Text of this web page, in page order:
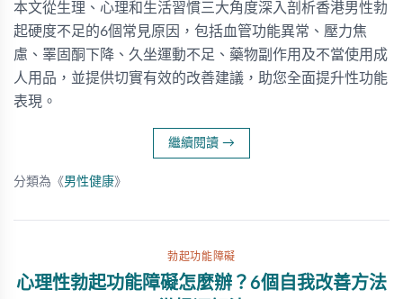
本文從生理、心理和生活習慣三大角度深入剖析香港男性勃
起硬度不足的6個常見原因，包括血管功能異常、壓力焦
慮、睪固酮下降、久坐運動不足、藥物副作用及不當使用成
人用品，並提供切實有效的改善建議，助您全面提升性功能
表現。
繼續閱讀 →
分類為《男性健康》
勃起功能障礙
心理性勃起功能障礙怎麼辦？6個自我改善方法